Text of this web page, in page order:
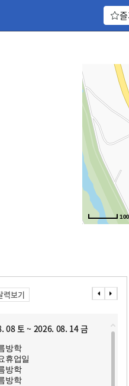
력보기
08 토 ~ 2026. 08. 14 금
방학
휴업일
방학
방학